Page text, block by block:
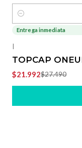
Cantidad
Entrega inmediata
|
TOPCAP
$21.992$27.490